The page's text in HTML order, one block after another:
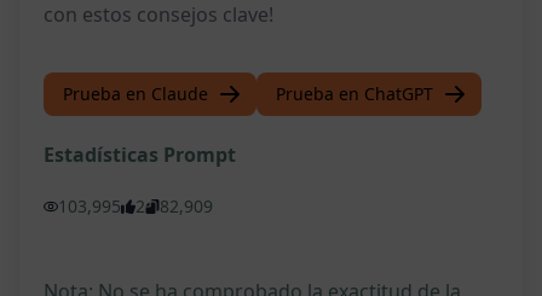
con estos consejos clave!
Prueba en Claude Prueba en ChatGPT
Estadísticas Prompt
103,995 2 82,909